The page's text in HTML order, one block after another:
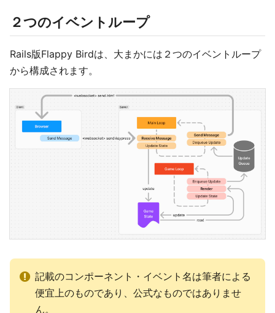
２つのイベントループ
Rails版Flappy Birdは、大まかには２つのイベントループ
から構成されます。
記載のコンポーネント・イベント名は筆者による
便宜上のものであり、公式なものではありませ
ん。